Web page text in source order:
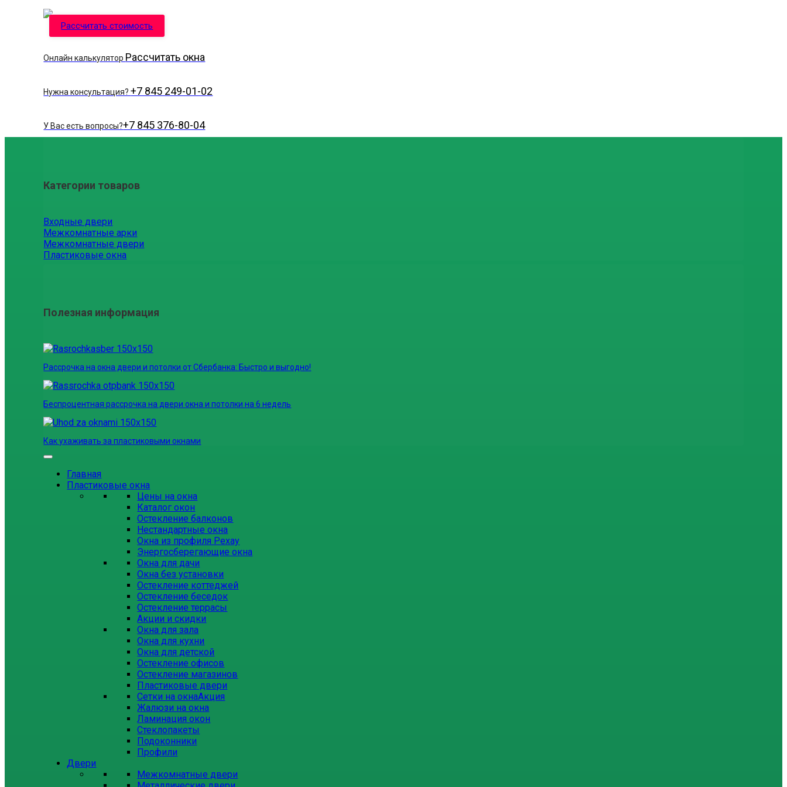
Рассчитать стоимость
Онлайн калькулятор Рассчитать окна
Нужна консультация?+7 845 249-01-02
У Вас есть вопросы?+7 845 376-80-04
Категории товаров
Входные двери
Межкомнатные арки
Межкомнатные двери
Пластиковые окна
Полезная информация
Рассрочка на окна двери и потолки от Сбербанка: Быстро и выгодно!
Беспроцентная рассрочка на двери окна и потолки на 6 недель
Как ухаживать за пластиковыми окнами
Главная
Пластиковые окна
Цены на окна
Каталог окон
Остекление балконов
Нестандартные окна
Окна из профиля Рехау
Энергосберегающие окна
Окна для дачи
Окна без установки
Остекление коттеджей
Остекление беседок
Остекление террасы
Акции и скидки
Окна для зала
Окна для кухни
Окна для детской
Остекление офисов
Остекление магазинов
Пластиковые двери
Сетки на окнаАкция
Жалюзи на окна
Ламинация окон
Стеклопакеты
Подоконники
Профили
Двери
Межкомнатные двери